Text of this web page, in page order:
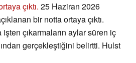
çıktı. 25 Haziran 2026
bir notta ortaya çıktı.
çıkarmaların aylar süren iç
gerçekleştiğini belirtti. Hulst